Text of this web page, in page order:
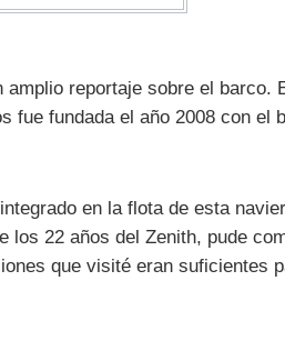
reportaje sobre el barco.
fundada el año 2008 con el
en la flota de esta
los 22 años del Zenith, pude
que visité eran suficientes